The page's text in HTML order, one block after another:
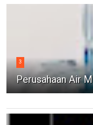
3
Perusahaan Air